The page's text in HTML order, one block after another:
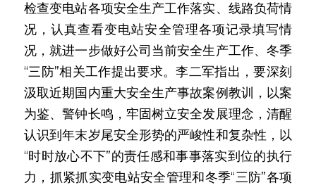
检查变电站各项安全生产工作落实、线路负荷情
况，认真查看变电站安全管理各项记录填写情
况，就进一步做好公司当前安全生产工作、冬季
“三防”相关工作提出要求。李二军指出，要深刻
汲取近期国内重大安全生产事故案例教训，以案
为鉴、警钟长鸣，牢固树立安全发展理念，清醒
认识到年末岁尾安全形势的严峻性和复杂性，以
“时时放心不下”的责任感和事事落实到位的执行
力，抓紧抓实变电站安全管理和冬季“三防”各项